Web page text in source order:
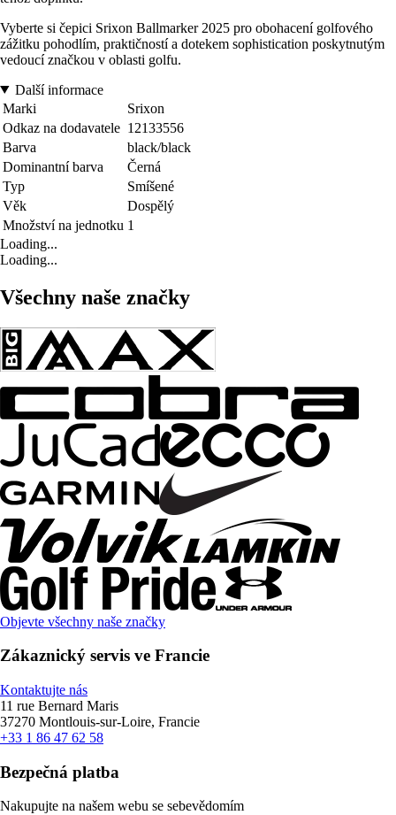
Vyberte si čepici Srixon Ballmarker 2025 pro obohacení golfového
zážitku pohodlím, praktičností a dotekem sophistication poskytnutým
vedoucí značkou v oblasti golfu.
Další informace
Marki
Srixon
Odkaz na dodavatele 12133556
Barva
black/black
Dominantní barva
Černá
Typ
Smíšené
Věk
Dospělý
Množství na jednotku 1
Loading...
Loading...
Všechny naše značky
Objevte všechny naše značky
Zákaznický servis ve Francie
Kontaktujte nás
11 rue Bernard Maris
37270 Montlouis-sur-Loire, Francie
+33 1 86 47 62 58
Bezpečná platba
Nakupujte na našem webu se sebevědomím